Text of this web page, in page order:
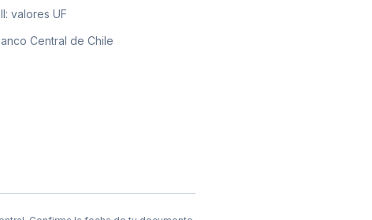
por 10 UF
valores UF
Central de Chile